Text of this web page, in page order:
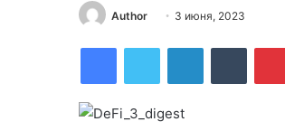
Author
Send 3 июня, 2023
FacebookTwitter LinkedInTumblr